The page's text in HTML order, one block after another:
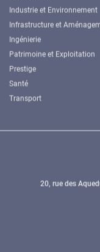
Industrie et Environnement
Infrastructure et
Ingénierie
Patrimoine et Exploitation
Prestige
Santé
Transport
20, rue des